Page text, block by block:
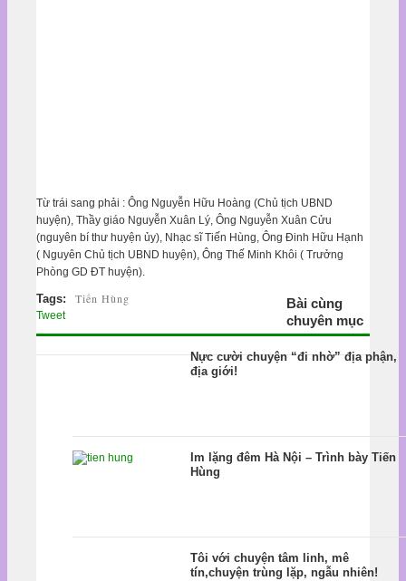
Từ trái sang phải : Ông Nguyễn Hữu Hoàng (Chủ tịch UBND
huyện), Thầy giáo Nguyễn Xuân Lý, Ông Nguyễn Xuân Cửu
(nguyên bí thư huyện ủy), Nhạc sĩ Tiến Hùng, Ông Đinh Hữu Hạnh
( Nguyên Chủ tịch UBND huyện), Ông Thế Minh Khôi ( Trưởng
Phòng GD ĐT huyện).
Tags: Tiến Hùng
Tweet
Bài cùng
chuyên mục
Nực cười chuyện “đi nhờ” địa phận,
địa giới!
Im lặng đêm Hà Nội – Trình bày Tiến
Hùng
Tôi với chuyện tâm linh, mê
tín,chuyện trùng lặp, ngẫu nhiên!